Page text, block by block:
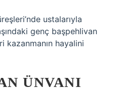
ustalarıyla
genç başpehlivan
kazanmanın hayalini
ÜNVANI